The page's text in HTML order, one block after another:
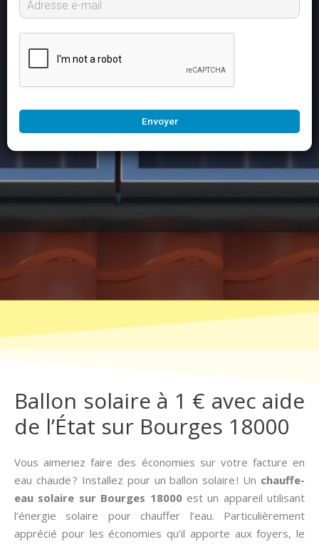
Envoyer
Ballon solaire à 1 € avec aide
de l’État sur Bourges 18000
Vous aimeriez faire des économies sur votre facture en
eau chaude ? Installez pour un ballon solaire ! Un chauffe-
eau solaire sur Bourges 18000est un appareil utilisant
l’énergie solaire pour chauffer l’eau. Particulièrement
apprécié pour les économies qu’il apporte aux foyers, le